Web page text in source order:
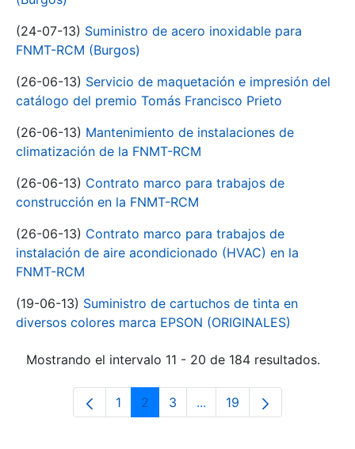
(24-07-13) Suministro de acero inoxidable para
FNMT-RCM (Burgos)
(26-06-13) Servicio de maquetación e impresión del
catálogo del premio Tomás Francisco Prieto
(26-06-13) Mantenimiento de instalaciones de
climatización de la FNMT-RCM
(26-06-13) Contrato marco para trabajos de
construcción en la FNMT-RCM
(26-06-13) Contrato marco para trabajos de
instalación de aire acondicionado (HVAC) en la
FNMT-RCM
(19-06-13) Suministro de cartuchos de tinta en
diversos colores marca EPSON (ORIGINALES)
Mostrando el intervalo 11 - 20 de 184 resultados.
Página
1 Página
2 Página
3 ...Páginas intermedias Use
Página
19